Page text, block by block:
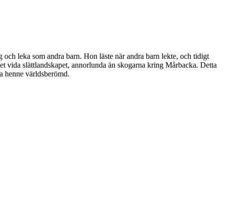
leka som andra barn. Hon läste när andra barn lekte, och tidigt
slättlandskapet, annorlunda än skogarna kring Mårbacka. Detta
henne världsberömd.